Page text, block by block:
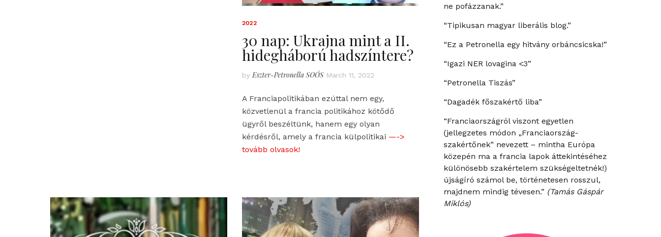
2022
30 nap: Ukrajna mint a II.
hidegháború hadszíntere?
by Eszter-Petronella SOÓS March 11, 2022
A Franciapolitikában ezúttal nem egy,
közvetlenül a francia politikához kötődő
ügyről beszéltünk, hanem egy olyan
kérdésről, amely a francia külpolitikai —->
tovább olvasok!
ne pofázzanak.”
“Tipikusan magyar liberális blog.”
“Ez a Petronella egy hitvány orbáncsicska!”
“Igazi NER lovagina <3”
“Petronella Tiszás”
“Dagadék főszakértő liba”
“Franciaországról viszont egyetlen
(jellegzetes módon „Franciaország-
szakértőnek” nevezett – mintha Európa
közepén ma a francia lapok áttekintéséhez
különösebb szakértelem szükségeltetnék!)
újságíró számol be, történetesen rosszul,
majdnem mindig tévesen.” (Tamás Gáspár
Miklós)